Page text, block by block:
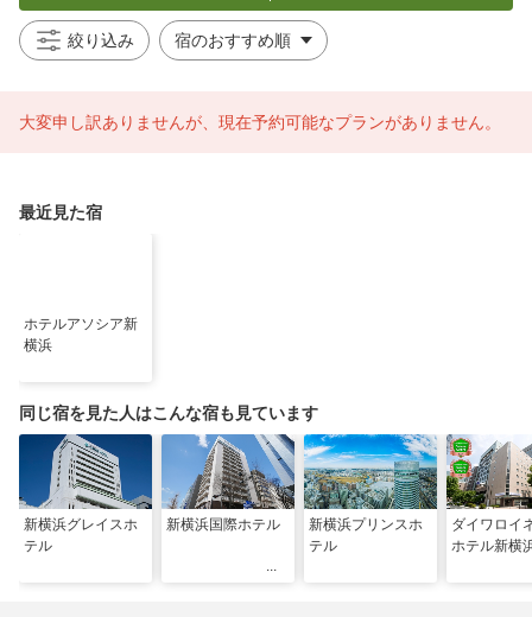
絞り込み
大変申し訳ありませんが、現在予約可能なプランがありません。
最近見た宿
ホテルアソシア新
横浜
同じ宿を見た人はこんな宿も見ています
新横浜グレイスホ
テル
新横浜国際ホテル
新横浜プリンスホ
テル
ダイワロイ
ホテル新横